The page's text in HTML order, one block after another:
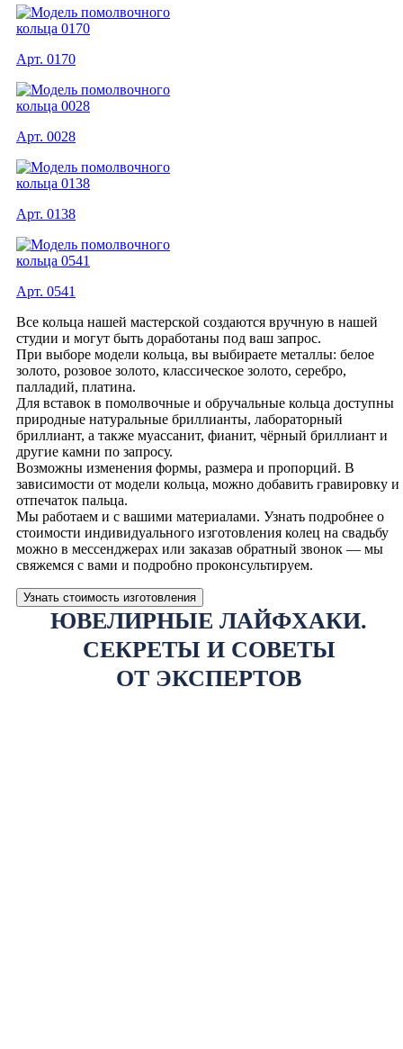
Арт. 0170
Арт. 0028
Арт. 0138
Арт. 0541
Все кольца нашей мастерской создаются вручную в нашей
студии и могут быть доработаны под ваш запрос.
При выборе модели кольца, вы выбираете металлы: белое
золото, розовое золото, классическое золото, серебро,
палладий, платина.
Для вставок в помолвочные и обручальные кольца доступны
природные натуральные бриллианты, лабораторный
бриллиант, а также муассанит, фианит, чёрный бриллиант и
другие камни по запросу.
Возможны изменения формы, размера и пропорций. В
зависимости от модели кольца, можно добавить гравировку и
отпечаток пальца.
Мы работаем и с вашими материалами. Узнать подробнее о
стоимости индивидуального изготовления колец на свадьбу
можно в мессенджерах или заказав обратный звонок — мы
свяжемся с вами и подробно проконсультируем.
Узнать стоимость изготовления
ЮВЕЛИРНЫЕ ЛАЙФХАКИ.
СЕКРЕТЫ И СОВЕТЫ
ОТ ЭКСПЕРТОВ